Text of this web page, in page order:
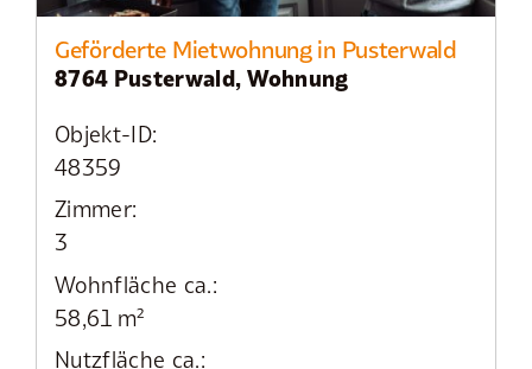
Geförderte Mietwohnung in Pusterwald
8764 Pusterwald, Wohnung
Objekt-ID:
48359
Zimmer:
3
Wohnfläche ca.:
58,61 m²
Nutzfläche ca.: